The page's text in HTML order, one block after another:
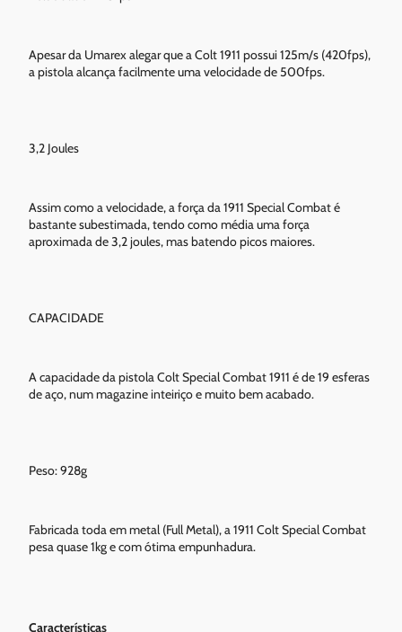
Apesar da Umarex alegar que a Colt 1911 possui 125m/s (420fps),
a pistola alcança facilmente uma velocidade de 500fps.
3,2 Joules
Assim como a velocidade, a força da 1911 Special Combat é
bastante subestimada, tendo como média uma força
aproximada de 3,2 joules, mas batendo picos maiores.
CAPACIDADE
A capacidade da pistola Colt Special Combat 1911 é de 19 esferas
de aço, num magazine inteiriço e muito bem acabado.
Peso: 928g
Fabricada toda em metal (Full Metal), a 1911 Colt Special Combat
pesa quase 1kg e com ótima empunhadura.
Características